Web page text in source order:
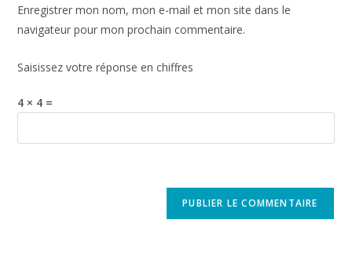
Enregistrer mon nom, mon e-mail et mon site dans le
navigateur pour mon prochain commentaire.
Saisissez votre réponse en chiffres
4 × 4 =